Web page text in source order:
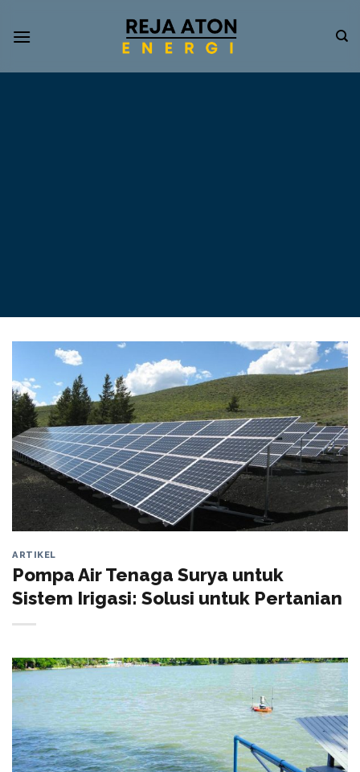
Informasi
ARTIKEL
Pompa Air Tenaga Surya untuk
Sistem Irigasi: Solusi untuk Pertanian